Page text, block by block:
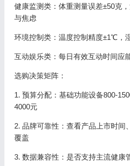
健康监测类：体重测量误差±50克
与焦虑
环境控制类：温度控制精度±1℃，
互动娱乐类：每日有效互动时间应
选购决策矩阵：
1. 预算分配：基础功能设备800-
4000元
2. 品牌可靠性：查看产品上市时间
覆盖
3. 数据兼容性：是否支持主流健康